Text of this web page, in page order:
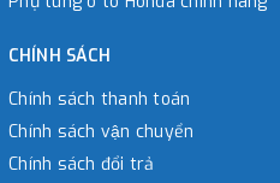
CHÍNH SÁCH
Chính sách thanh toán
Chính sách vận chuyển
Chính sách đổi trả